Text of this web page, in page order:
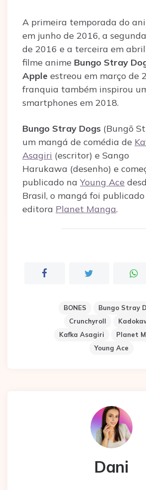
A primeira temporada do
em junho de 2016, a
de 2016 e a terceira em
filme anime Bungo Stray
Apple estreou em março de
franquia também inspirou
smartphones em 2018.
Bungo Stray Dogs (Bungō
um mangá de comédia de
Asagiri (escritor) e Sango
Harukawa (desenho) e
publicado na Young Ace
Brasil, o mangá foi
editora Planet Manga.
BONES
Bungo Stray
Crunchyroll
Kafka Asagiri
Planet
Young Ace
Dani